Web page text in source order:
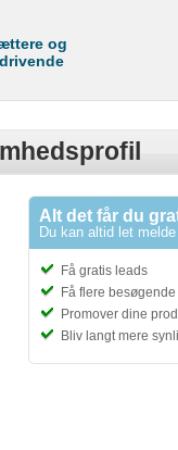
og
Alt det får du
Du kan altid let
Få gratis leads
Få flere
Promover dine
Bliv langt mere